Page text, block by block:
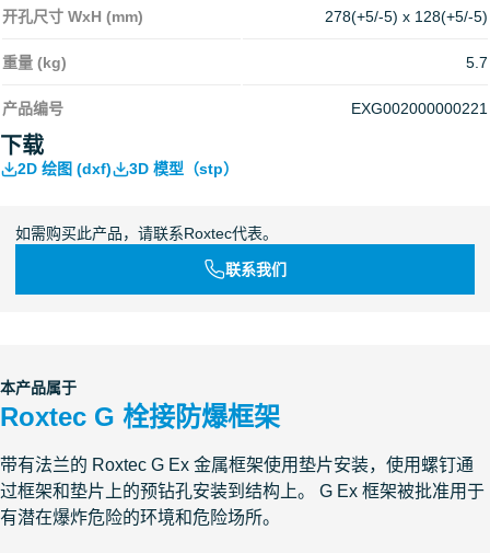
开孔尺寸 WxH (mm) 278(+5/-5) x 128(+5/-5)
重量 (kg) 5.7
产品编号 EXG002000000221
下载
2D 绘图 (dxf) 3D 模型（stp）
如需购买此产品，请联系Roxtec代表。
联系我们
本产品属于
Roxtec G 栓接防爆框架
带有法兰的 Roxtec G Ex 金属框架使用垫片安装，使用螺钉通
过框架和垫片上的预钻孔安装到结构上。 G Ex 框架被批准用于
有潜在爆炸危险的环境和危险场所。